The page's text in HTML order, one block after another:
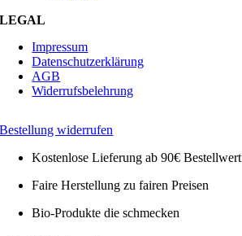
LEGAL
Impressum
Datenschutzerklärung
AGB
Widerrufsbelehrung
Bestellung widerrufen
Kostenlose Lieferung ab 90€ Bestellwert
Faire Herstellung zu fairen Preisen
Bio-Produkte die schmecken